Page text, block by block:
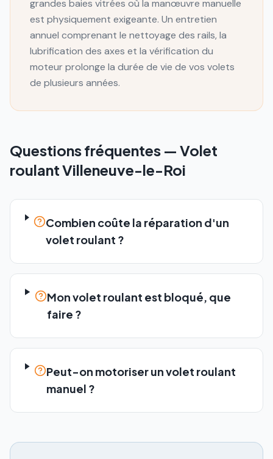
grandes baies vitrées où la manœuvre manuelle
est physiquement exigeante. Un entretien
annuel comprenant le nettoyage des rails, la
lubrification des axes et la vérification du
moteur prolonge la durée de vie de vos volets
de plusieurs années.
Questions fréquentes — Volet
roulantVilleneuve-le-Roi
Combien coûte la réparation d'un
volet roulant ?
Mon volet roulant est bloqué, que
faire ?
Peut-on motoriser un volet roulant
manuel ?